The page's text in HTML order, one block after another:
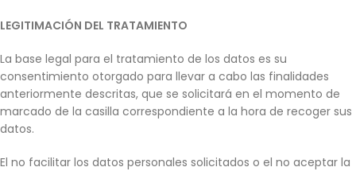
LEGITIMACIÓN DEL TRATAMIENTO
La base legal para el tratamiento de los datos es su
consentimiento otorgado para llevar a cabo las finalidades
anteriormente descritas, que se solicitará en el momento de
marcado de la casilla correspondiente a la hora de recoger sus
datos.
El no facilitar los datos personales solicitados o el no aceptar la